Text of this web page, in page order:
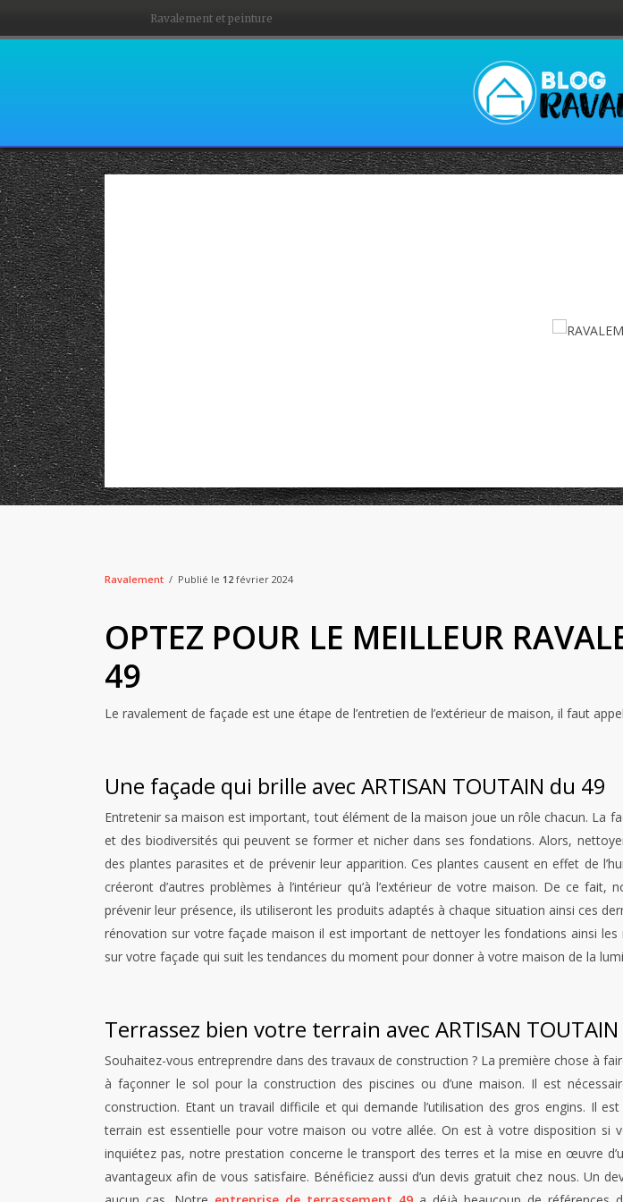
Ravalement et peinture
Ravalement Publié le 12 février 2024
OPTEZ POUR LE MEILLEUR
49
Le ravalement de façade est une étape de l’entretien de l’extérieur de maison, il faut
Une façade qui brille avec ARTISAN TOUTAIN du 49
Entretenir sa maison est important, tout élément de la maison joue un rôle chacun. La
et des biodiversités qui peuvent se former et nicher dans ses fondations. Alors,
des plantes parasites et de prévenir leur apparition. Ces plantes causent en effet de
créeront d’autres problèmes à l’intérieur qu’à l’extérieur de votre maison. De ce fait,
prévenir leur présence, ils utiliseront les produits adaptés à chaque situation ainsi ces
rénovation sur votre façade maison il est important de nettoyer les fondations ainsi
sur votre façade qui suit les tendances du moment pour donner à votre maison de la
Terrassez bien votre terrain avec ARTISAN
Souhaitez-vous entreprendre dans des travaux de construction ? La première chose à
à façonner le sol pour la construction des piscines ou d’une maison. Il est
construction. Etant un travail difficile et qui demande l’utilisation des gros engins. Il
terrain est essentielle pour votre maison ou votre allée. On est à votre disposition si
inquiétez pas, notre prestation concerne le transport des terres et la mise en œuvre
avantageux afin de vous satisfaire. Bénéficiez aussi d’un devis gratuit chez nous. Un